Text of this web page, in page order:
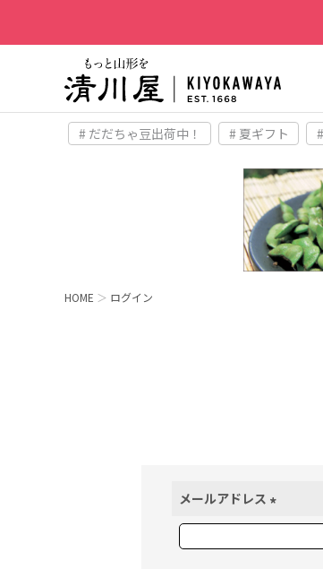
# だだちゃ豆出荷中！ # 夏ギフト
HOME ログイン
メールアドレス
(
必